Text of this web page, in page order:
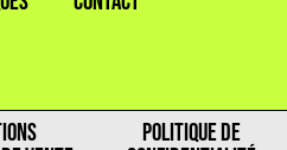
POLITIQUE DE